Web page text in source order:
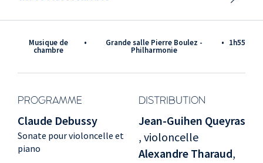
Musique de
chambre
• Grande salle Pierre Boulez -
Philharmonie
• 1h55
PROGRAMME DISTRIBUTION
Claude Debussy
Sonate pour violoncelle et
piano
Jean-Guihen Queyras
, violoncelle
Alexandre Tharaud,